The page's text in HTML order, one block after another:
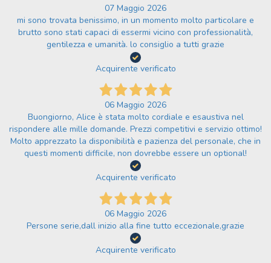
07 Maggio 2026
mi sono trovata benissimo, in un momento molto particolare e
brutto sono stati capaci di essermi vicino con professionalità,
gentilezza e umanità. lo consiglio a tutti grazie
Acquirente verificato
06 Maggio 2026
Buongiorno, Alice è stata molto cordiale e esaustiva nel
rispondere alle mille domande. Prezzi competitivi e servizio ottimo!
Molto apprezzato la disponibilità e pazienza del personale, che in
questi momenti difficile, non dovrebbe essere un optional!
Acquirente verificato
06 Maggio 2026
Persone serie,dall inizio alla fine tutto eccezionale,grazie
Acquirente verificato